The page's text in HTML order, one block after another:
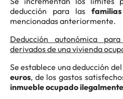
deducción para las familias
mencionadas anteriormente.
Deducción autonómica
derivados de una vivienda
Se establece una deducción del
euros, de los gastos
inmueble ocupado ilegalmente